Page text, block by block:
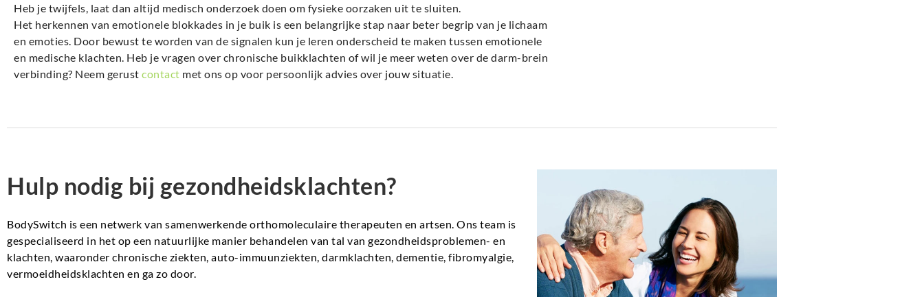
Heb je twijfels, laat dan altijd medisch onderzoek doen om fysieke oorzaken uit te sluiten.
Het herkennen van emotionele blokkades in je buik is een belangrijke stap naar beter begrip van je lichaam
en emoties. Door bewust te worden van de signalen kun je leren onderscheid te maken tussen emotionele
en medische klachten. Heb je vragen over chronische buikklachten of wil je meer weten over de darm-brein
verbinding? Neem gerust contact met ons op voor persoonlijk advies over jouw situatie.
Hulp nodig bij gezondheidsklachten?
BodySwitch is een netwerk van samenwerkende orthomoleculaire therapeuten en artsen. Ons team is
gespecialiseerd in het op een natuurlijke manier behandelen van tal van gezondheidsproblemen- en
klachten, waaronder chronische ziekten, auto-immuunziekten, darmklachten, dementie, fibromyalgie,
vermoeidheidsklachten en ga zo door.